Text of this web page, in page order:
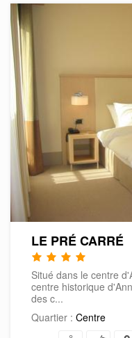
LE PRÉ CARRÉ
Situé dans le centre
centre historique
des c...
Quartier : Centre